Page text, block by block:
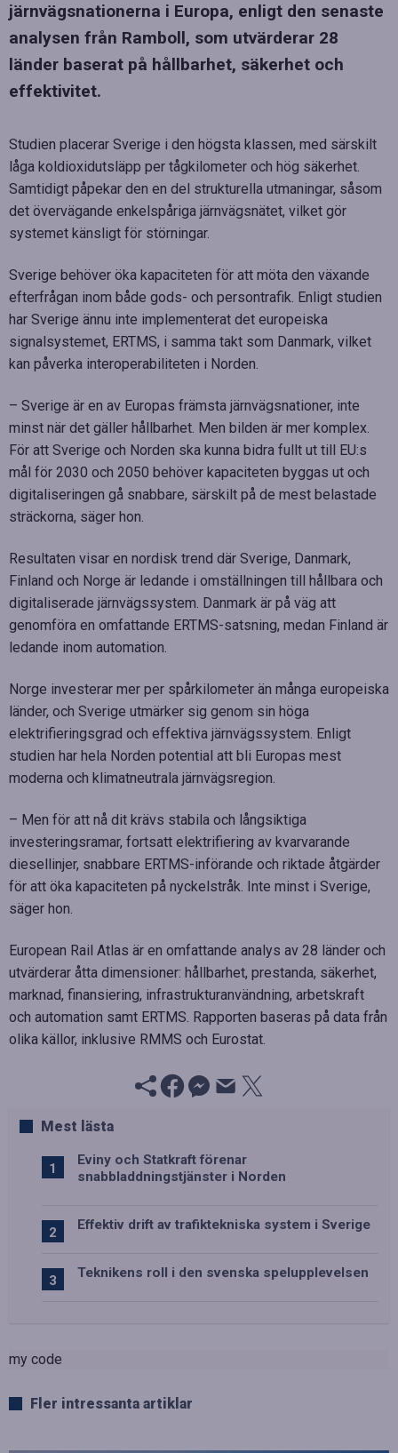
järnvägsnationerna i Europa, enligt den senaste
analysen från Ramboll, som utvärderar 28
länder baserat på hållbarhet, säkerhet och
effektivitet.
Studien placerar Sverige i den högsta klassen, med särskilt
låga koldioxidutsläpp per tågkilometer och hög säkerhet.
Samtidigt påpekar den en del strukturella utmaningar, såsom
det övervägande enkelspåriga järnvägsnätet, vilket gör
systemet känsligt för störningar.
Sverige behöver öka kapaciteten för att möta den växande
efterfrågan inom både gods- och persontrafik. Enligt studien
har Sverige ännu inte implementerat det europeiska
signalsystemet, ERTMS, i samma takt som Danmark, vilket
kan påverka interoperabiliteten i Norden.
– Sverige är en av Europas främsta järnvägsnationer, inte
minst när det gäller hållbarhet. Men bilden är mer komplex.
För att Sverige och Norden ska kunna bidra fullt ut till EU:s
mål för 2030 och 2050 behöver kapaciteten byggas ut och
digitaliseringen gå snabbare, särskilt på de mest belastade
sträckorna, säger hon.
Resultaten visar en nordisk trend där Sverige, Danmark,
Finland och Norge är ledande i omställningen till hållbara och
digitaliserade järnvägssystem. Danmark är på väg att
genomföra en omfattande ERTMS-satsning, medan Finland är
ledande inom automation.
Norge investerar mer per spårkilometer än många europeiska
länder, och Sverige utmärker sig genom sin höga
elektrifieringsgrad och effektiva järnvägssystem. Enligt
studien har hela Norden potential att bli Europas mest
moderna och klimatneutrala järnvägsregion.
– Men för att nå dit krävs stabila och långsiktiga
investeringsramar, fortsatt elektrifiering av kvarvarande
diesellinjer, snabbare ERTMS-införande och riktade åtgärder
för att öka kapaciteten på nyckelstråk. Inte minst i Sverige,
säger hon.
European Rail Atlas är en omfattande analys av 28 länder och
utvärderar åtta dimensioner: hållbarhet, prestanda, säkerhet,
marknad, finansiering, infrastrukturanvändning, arbetskraft
och automation samt ERTMS. Rapporten baseras på data från
olika källor, inklusive RMMS och Eurostat.
Mest lästa
Eviny och Statkraft förenar
snabbladdningstjänster i Norden
Effektiv drift av trafiktekniska system i Sverige
Teknikens roll i den svenska spelupplevelsen
my code
Fler intressanta artiklar